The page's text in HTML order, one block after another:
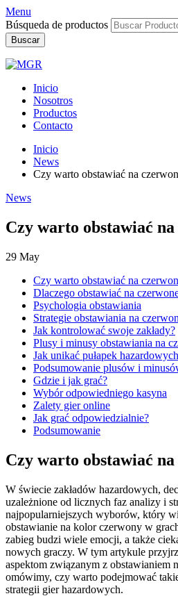
Menu
Búsqueda de productos
Buscar
Inicio
Nosotros
Productos
Contacto
Inicio
News
Czy warto obstawiać na
News
Czy warto obstawiać na
29 May
Czy warto obstawiać na
Dlaczego obstawiać na
Psychologia obstawiania
Strategie obstawiania na
Jak kontrolować swoje zakłady?
Plusy i minusy obstawiania na
Jak unikać pułapek
Podsumowanie plusów i
Gdzie i jak grać?
Wybór odpowiedniego kasyna
Zalety gier online
Jak grać odpowiedzialnie?
Podsumowanie
Czy warto obstawiać na
W świecie zakładów hazardowych,
uzależnione od licznych faz analizy i
najpopularniejszych wyborów, który
obstawianie na kolor czerwony w
zabieg budzi wiele emocji, a także
nowych graczy. W tym artykule
aspektom związanym z obstawianiem
omówimy, czy warto podejmować
strategii gier hazardowych.